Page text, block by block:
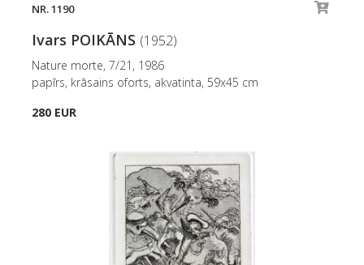
NR. 1190
Ivars POIKĀNS (1952)
Nature morte, 7/21, 1986
papīrs, krāsains oforts, akvatinta, 59x45 cm
280 EUR